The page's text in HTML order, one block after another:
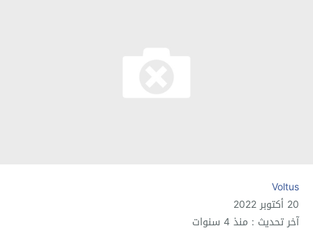
Voltus
20 أكتوبر 2022
آخر تحديث : منذ 4 سنوات